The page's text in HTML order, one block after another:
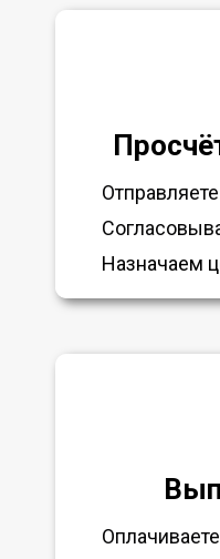
Назначаем